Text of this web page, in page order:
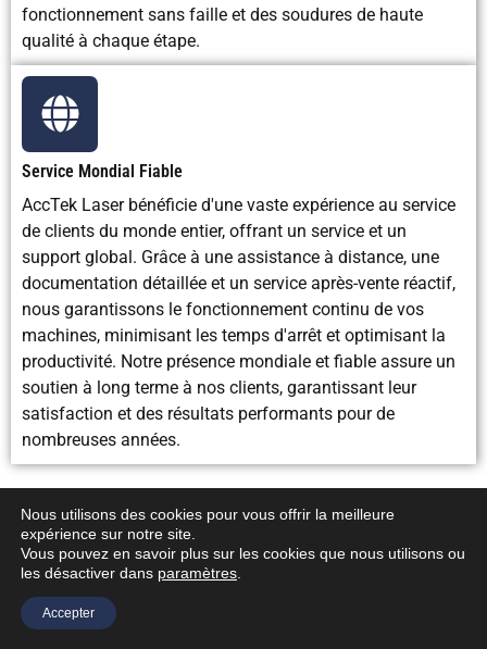
fonctionnement sans faille et des soudures de haute
qualité à chaque étape.
Service Mondial Fiable
AccTek Laser bénéficie d'une vaste expérience au service
de clients du monde entier, offrant un service et un
support global. Grâce à une assistance à distance, une
documentation détaillée et un service après-vente réactif,
nous garantissons le fonctionnement continu de vos
machines, minimisant les temps d'arrêt et optimisant la
productivité. Notre présence mondiale et fiable assure un
soutien à long terme à nos clients, garantissant leur
satisfaction et des résultats performants pour de
nombreuses années.
Nous utilisons des cookies pour vous offrir la meilleure
expérience sur notre site.
Vous pouvez en savoir plus sur les cookies que nous utilisons ou
les désactiver dans paramètres
Accepter